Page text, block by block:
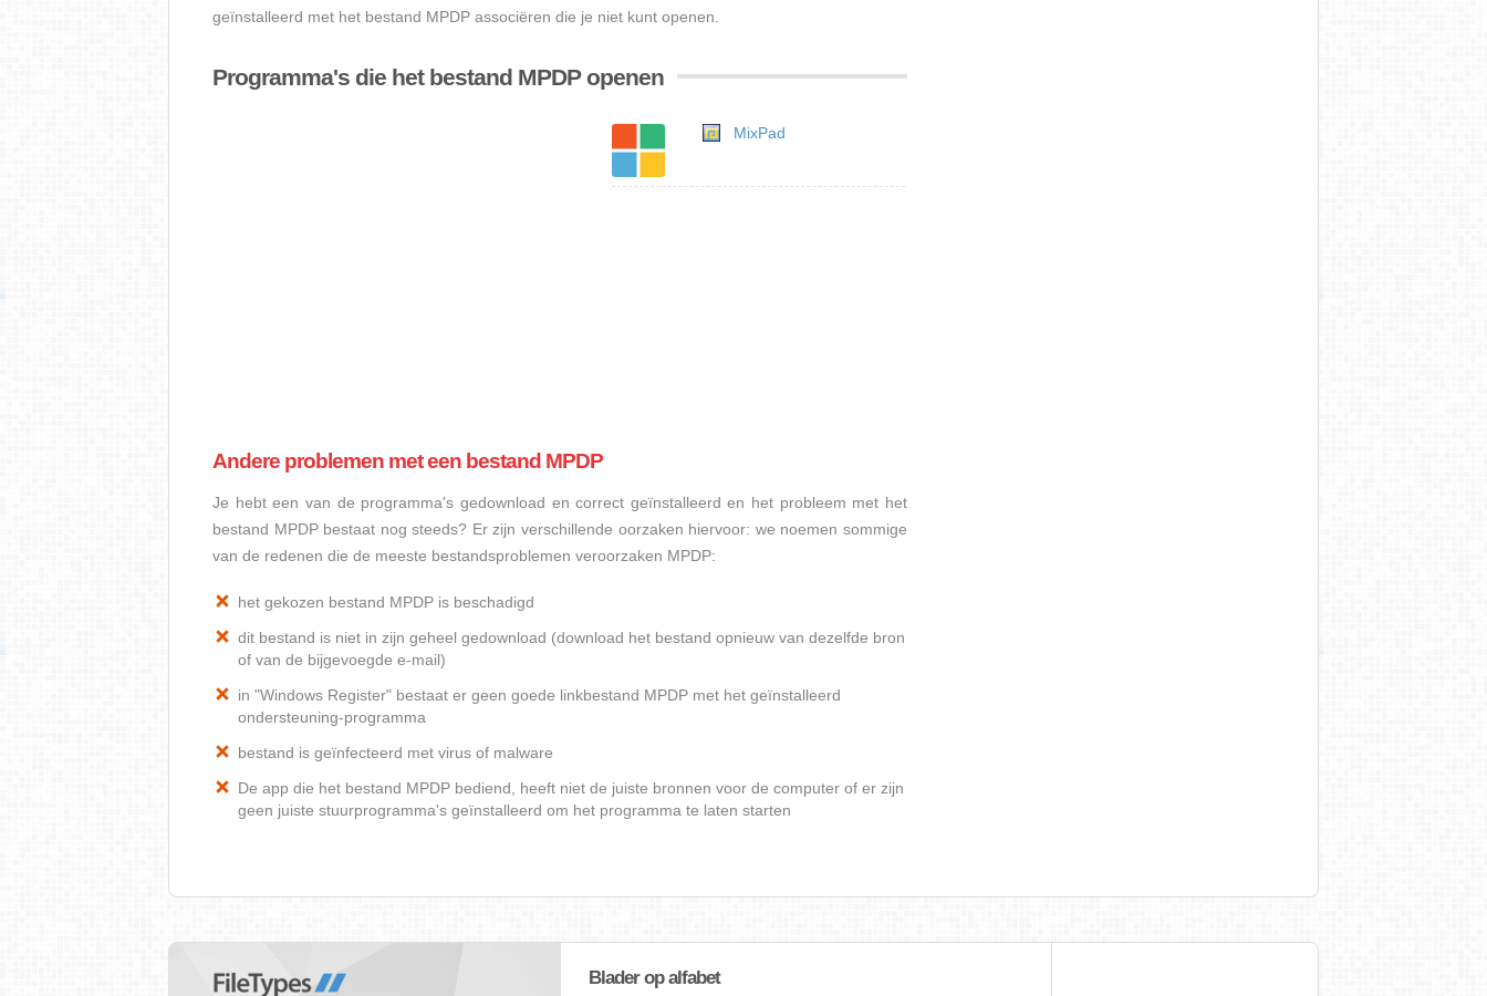
geïnstalleerd met het bestand MPDP associëren die je niet kunt openen.
Programma's die het bestand MPDP openen
MixPad
Andere problemen met een bestand MPDP
Je hebt een van de programma's gedownload en correct geïnstalleerd en het probleem met het
bestand MPDP bestaat nog steeds? Er zijn verschillende oorzaken hiervoor: we noemen sommige
van de redenen die de meeste bestandsproblemen veroorzaken MPDP:
het gekozen bestand MPDP is beschadigd
dit bestand is niet in zijn geheel gedownload (download het bestand opnieuw van dezelfde bron
of van de bijgevoegde e-mail)
in "Windows Register" bestaat er geen goede linkbestand MPDP met het geïnstalleerd
ondersteuning-programma
bestand is geïnfecteerd met virus of malware
De app die het bestand MPDP bediend, heeft niet de juiste bronnen voor de computer of er zijn
geen juiste stuurprogramma's geïnstalleerd om het programma te laten starten
Blader op alfabet